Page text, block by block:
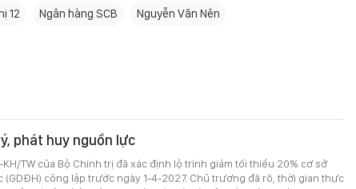
12 Ngân hàng SCB Nguyễn Văn Nên
phát huy nguồn lực
TW của Bộ Chính trị đã xác định lộ trình giảm tối thiểu 20% cơ sở
(GDĐH) công lập trước ngày 1-4-2027. Chủ trương đã rõ, thời gian thực